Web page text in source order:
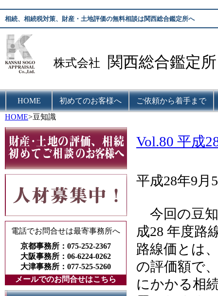
相続、相続税対策、財産・土地評価の無料相談は関西総合鑑定所へ
株式会社 関西総合鑑定所
HOME 初めてのお客様へ
ご依頼から着手まで
HOME>豆知識
電話でお問合せは最寄事務所へ
京都事務所：075-252-2367
大阪事務所：06-6224-0262
大津事務所：077-525-5260
メールでのお問合せはこちら
Vol.80 平成
平成28年9月
今回の豆知
成28 年度路
路線価とは
の評価額で
にかかる相